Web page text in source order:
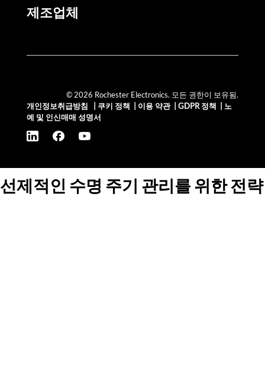
제조업체
© 2026 Rochester Electronics. 모든 권한이 보유됨.
개인정보취급방침
쿠키 정책 이용 약관| GDPR 정책
노
예 및 인신매매 성명서
선제적인 수명 주기 관리를 위한 전략